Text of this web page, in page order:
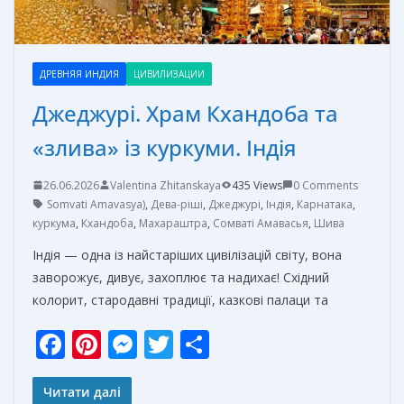
ДРЕВНЯЯ ИНДИЯ ЦИВИЛИЗАЦИИ
Джеджурі. Храм Кхандоба та
«злива» із куркуми. Індія
26.06.2026 Valentina Zhitanskaya 435 Views
0 Comments
Somvati Amavasya), Дева-ріші, Джеджурі, Індія, Карнатака,
куркума, Кхандоба, Махараштра, Сомваті Амавасья, Шива
Індія — одна із найстаріших цивілізацій світу, вона
заворожує, дивує, захоплює та надихає! Східний
колорит, стародавні традиції, казкові палаци та
F
ac
Pi
nt
M T
Читати далі